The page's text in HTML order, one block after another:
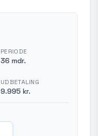
PERIODE
36 mdr.
UDBETALING
9.995 kr.